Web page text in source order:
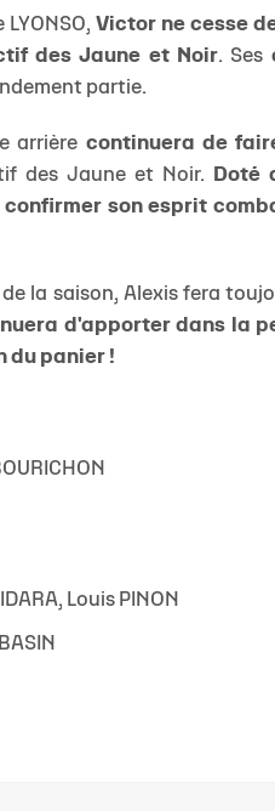
Victor ne cesse
des Jaune et Noir. Ses
partie.
arrière continuera de
des Jaune et Noir.
Doté
son esprit
la saison, Alexis fera
d'apporter dans la
du panier !
Louis PINON